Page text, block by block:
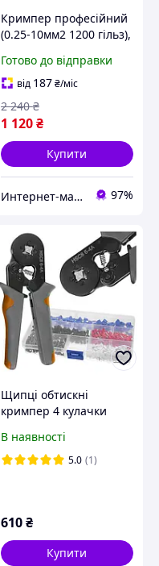
Кримпер професійний
(0.25-10мм2 1200 гільз),
Прес для обтискання
наконе Готово до
відправки
Готово до відправки
від 187₴/міс
1 120₴
2 240 ₴
Купити
Интернет-магазин "АТМ" 97%
Щипці обтискні
кримпер 4 кулачки
23271
В наявності
5.0 (1)
610₴
Купити